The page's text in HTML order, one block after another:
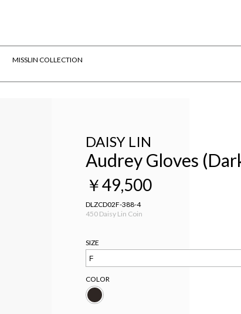
MISSLIN COLLECTION
DAISY LIN
Audrey Gloves
￥49,500
DLZCD02F-388-4
450 Daisy Lin Coin
SIZE
COLOR